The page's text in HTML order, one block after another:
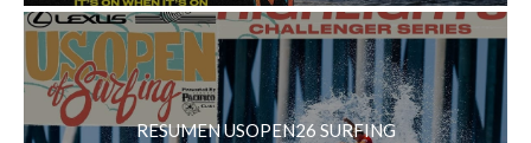
RESUMEN USOPEN26 SURFING